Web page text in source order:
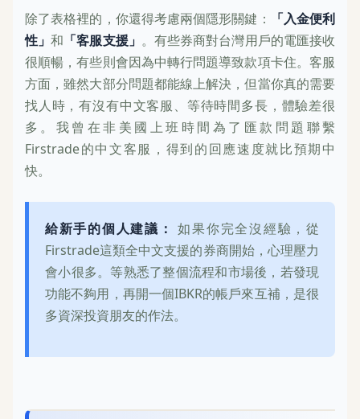
除了表格裡的，你還得考慮兩個隱形關鍵：
「入金便利
性」和 「客服支援」 。有些券商對台灣用戶的電匯接收
很順暢，有些則會因為中轉行問題導致款項卡住。客服
方面，雖然大部分問題都能線上解決，但當你真的需要
找人時，有沒有中文客服、等待時間多長，體驗差很
多。我曾在非美國上班時間為了匯款問題聯繫
Firstrade的中文客服，得到的回應速度就比預期中
快。
給新手的個人建議： 如果你完全沒經驗，從
Firstrade這類全中文支援的券商開始，心理壓力
會小很多。等熟悉了整個流程和市場後，若發現
功能不夠用，再開一個IBKR的帳戶來互補，是很
多資深投資朋友的作法。